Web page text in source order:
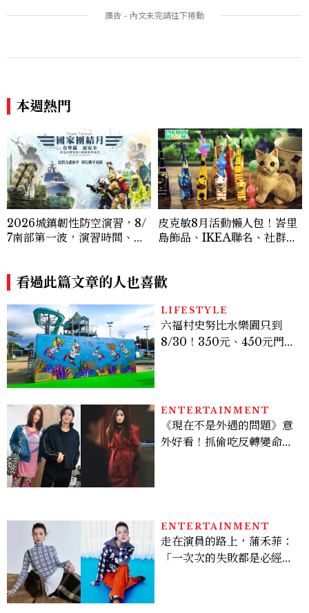
低調千金？
本週熱門
2026城鎮韌性防空演習，8/
7南部第一波，演習時間、可
皮克敏8月活動懶人包！峇里
島飾品、IKEA聯名、社群
看過此篇文章的人也喜歡
LIFESTYLE
六福村史努比水樂園只到
8/30！350元、450元門票
ENTERTAINMENT
《現在不是外遇的問題》意
外好看！抓偷吃反轉變命
ENTERTAINMENT
走在演員的路上，蒲禾菲：
「一次次的失敗都是必經過